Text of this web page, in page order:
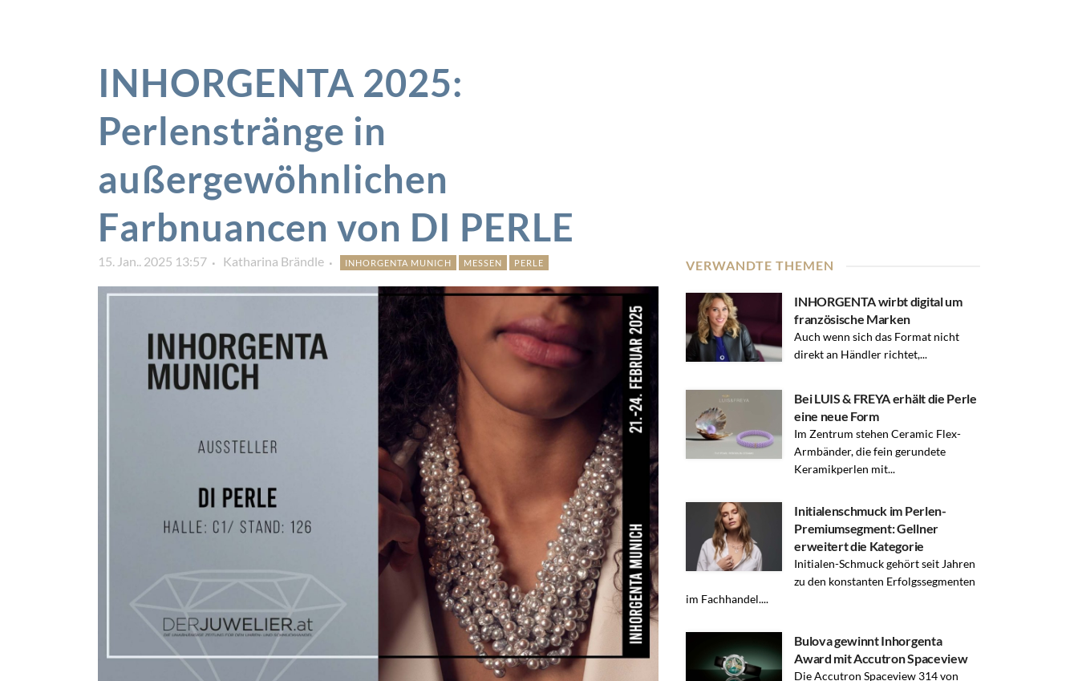
INHORGENTA 2025:
Perlenstränge in
außergewöhnlichen
Farbnuancen von DI PERLE
15. Jan.. 2025 13:57 Katharina Brändle INHORGENTA MUNICH MESSEN PERLE VERWANDTE THEMEN
INHORGENTA wirbt digital um
französische Marken
Auch wenn sich das Format nicht
direkt an Händler richtet,...
Bei LUIS & FREYA erhält die Perle
eine neue Form
Im Zentrum stehen Ceramic Flex-
Armbänder, die fein gerundete
Keramikperlen mit...
Initialenschmuck im Perlen-
Premiumsegment: Gellner
erweitert die Kategorie
Initialen-Schmuck gehört seit Jahren
zu den konstanten Erfolgssegmenten
im Fachhandel....
Bulova gewinnt Inhorgenta
Award mit Accutron Spaceview
Die Accutron Spaceview 314 von